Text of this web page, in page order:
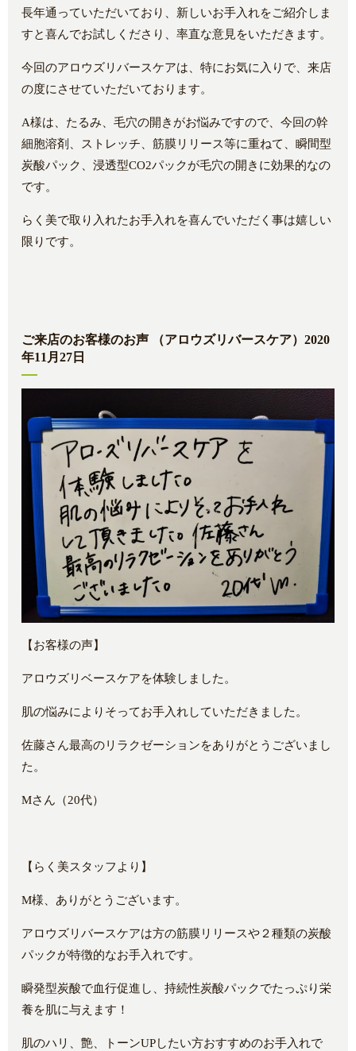
長年通っていただいており、新しいお手入れをご紹介しま
すと喜んでお試しくださり、率直な意見をいただきます。
今回のアロウズリバースケアは、特にお気に入りで、来店
の度にさせていただいております。
A様は、たるみ、毛穴の開きがお悩みですので、今回の幹
細胞溶剤、ストレッチ、筋膜リリース等に重ねて、瞬間型
炭酸パック、浸透型CO2パックが毛穴の開きに効果的なの
です。
らく美で取り入れたお手入れを喜んでいただく事は嬉しい
限りです。
ご来店のお客様のお声 （アロウズリバースケア）2020
年11月27日
【お客様の声】
アロウズリベースケアを体験しました。
肌の悩みによりそってお手入れしていただきました。
佐藤さん最高のリラクゼーションをありがとうございまし
た。
Mさん（20代）
【らく美スタッフより】
M様、ありがとうございます。
アロウズリバースケアは方の筋膜リリースや２種類の炭酸
パックが特徴的なお手入れです。
瞬発型炭酸で血行促進し、持続性炭酸パックでたっぷり栄
養を肌に与えます！
肌のハリ、艶、トーンUPしたい方おすすめのお手入れで